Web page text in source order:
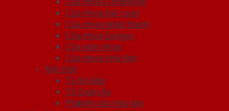
Cửa nhựa Đài Loan
Cửa nhựa ghép thanh
Cửa nhựa Sungyu
Cửa vòm nhựa
Cửa nhựa nhà tắm
Nội thất
Tủ Kệ Bếp
Tủ Quần Áo
Phụ kiện cửa nhà tắm